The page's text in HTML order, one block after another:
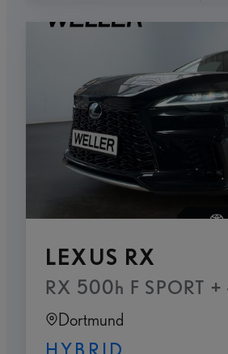
LEXUS RX
RX 500h F SPORT
Dortmund
HYBRID